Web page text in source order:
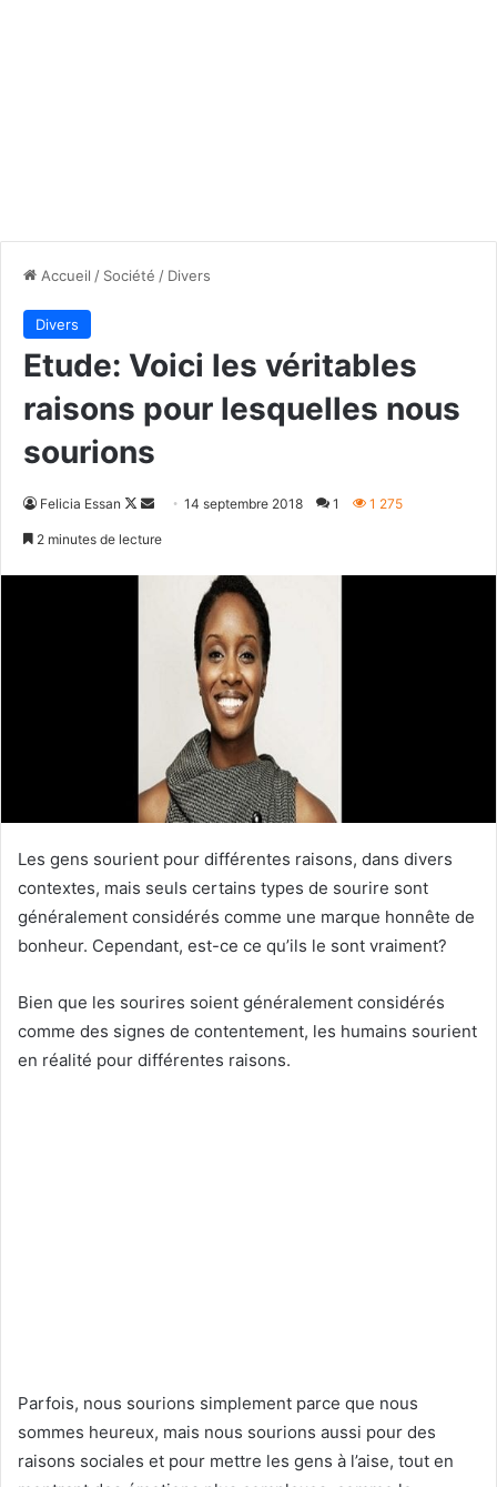
Accueil / Société / Divers
Divers
Etude: Voici les véritables
raisons pour lesquelles nous
sourions
Felicia Essan
Follow
Envoyer14 septembre 2018 1 1 275
2 minutes de lecture
Les gens sourient pour différentes raisons, dans divers
contextes, mais seuls certains types de sourire sont
généralement considérés comme une marque honnête de
bonheur. Cependant, est-ce ce qu’ils le sont vraiment?
Bien que les sourires soient généralement considérés
comme des signes de contentement, les humains sourient
en réalité pour différentes raisons.
Parfois, nous sourions simplement parce que nous
sommes heureux, mais nous sourions aussi pour des
raisons sociales et pour mettre les gens à l’aise, tout en